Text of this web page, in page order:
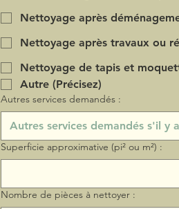
Nettoyage après
Nettoyage après travaux ou
Nettoyage de tapis et
Autre (Précisez)
Autres services demandés :
Superficie approximative (pi² ou m²) :
Nombre de pièces à nettoyer :